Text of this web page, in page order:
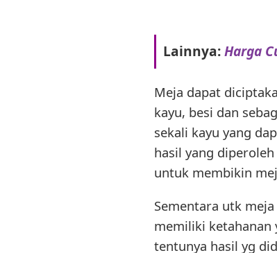
Lainnya:Harga
Meja dapat
kayu, besi dan
sekali kayu yang
hasil yang
untuk membikin
Sementara utk
memiliki ketahanan
tentunya hasil yg